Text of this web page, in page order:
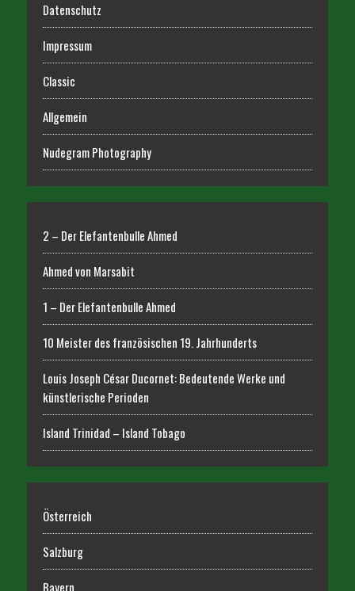
Datenschutz
Impressum
Classic
Allgemein
Nudegram Photography
2 – Der Elefantenbulle Ahmed
Ahmed von Marsabit
1 – Der Elefantenbulle Ahmed
10 Meister des französischen 19. Jahrhunderts
Louis Joseph César Ducornet: Bedeutende Werke und
künstlerische Perioden
Island Trinidad – Island Tobago
Österreich
Salzburg
Bayern